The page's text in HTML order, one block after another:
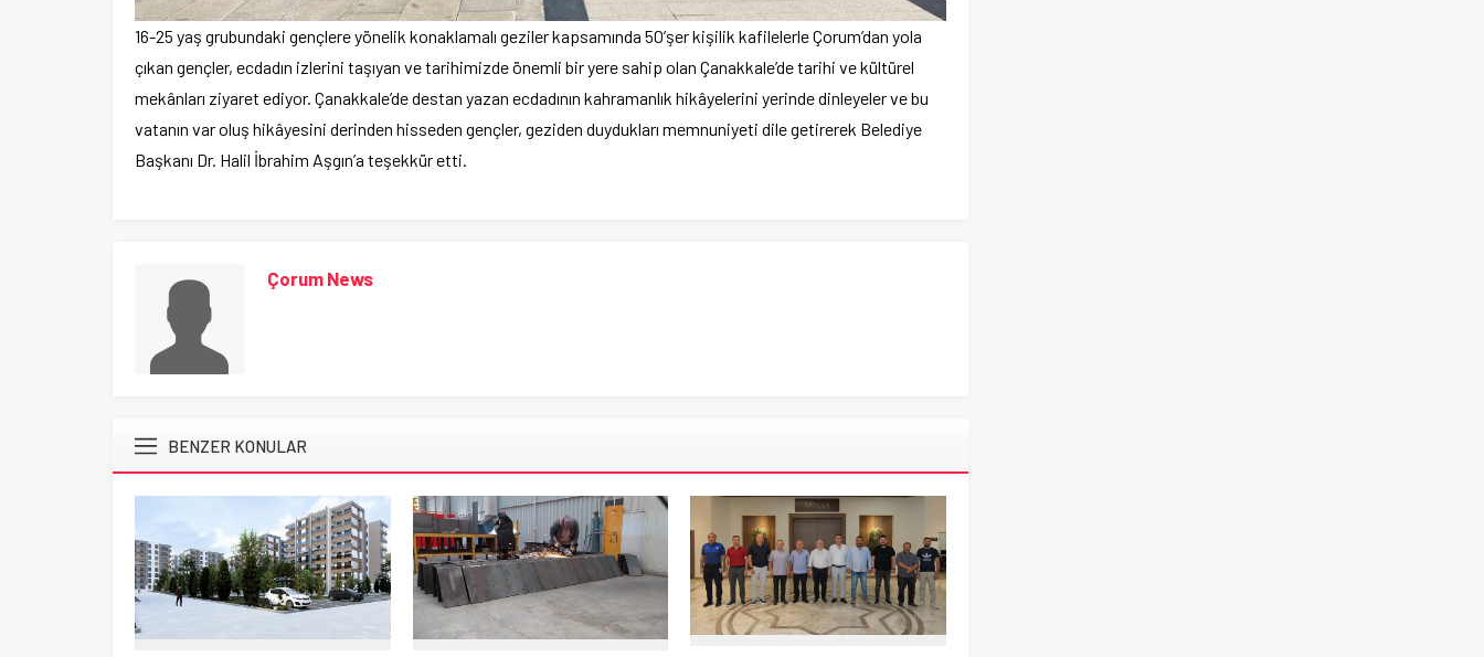
16-25 yaş grubundaki gençlere yönelik konaklamalı geziler kapsamında 50’şer kişilik kafilelerle Çorum’dan yola
çıkan gençler, ecdadın izlerini taşıyan ve tarihimizde önemli bir yere sahip olan Çanakkale’de tarihi ve kültürel
mekânları ziyaret ediyor. Çanakkale’de destan yazan ecdadının kahramanlık hikâyelerini yerinde dinleyeler ve bu
vatanın var oluş hikâyesini derinden hisseden gençler, geziden duydukları memnuniyeti dile getirerek Belediye
Başkanı Dr. Halil İbrahim Aşgın’a teşekkür etti.
Çorum News
BENZER KONULAR